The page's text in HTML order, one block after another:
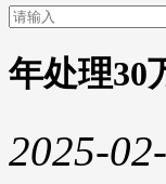
年处理30
2025-